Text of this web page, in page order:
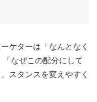
ケターは「なんとなく
なぜこの配分にして
スタンスを変えやすく